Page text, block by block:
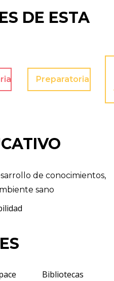
DE ESTA
Preparatoria
de conocimientos,
sano
Bibliotecas